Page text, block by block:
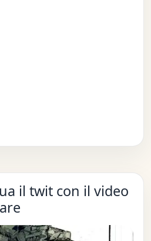
il twit con il video